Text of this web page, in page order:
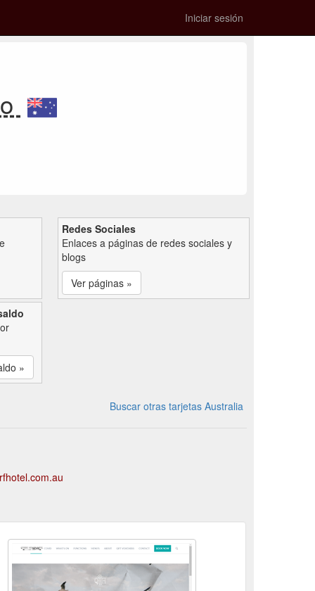
Iniciar sesión
Redes Sociales
Enlaces a páginas de redes sociales y
blogs
Ver páginas »
»
Buscar otras tarjetas Australia